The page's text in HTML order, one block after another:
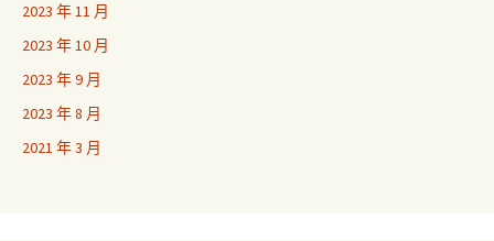
2023 年 11 月
2023 年 10 月
2023 年 9 月
2023 年 8 月
2021 年 3 月